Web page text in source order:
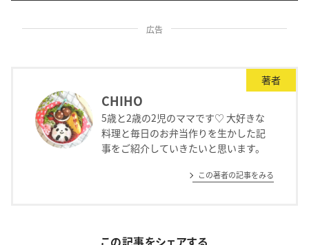
広告
著者
CHIHO
5歳と2歳の2児のママです♡ 大好きな
料理と毎日のお弁当作りを生かした記
事をご紹介していきたいと思います。
この著者の記事をみる